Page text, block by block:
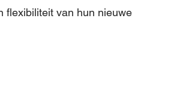
flexibiliteit van hun nieuwe